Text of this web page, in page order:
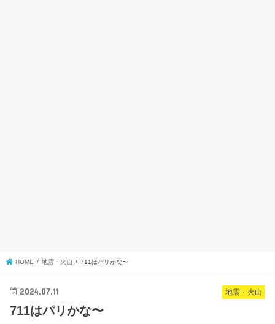
HOME 地震・火山 711はパリかな〜
地震・火山
2024.07.11
711はパリかな〜